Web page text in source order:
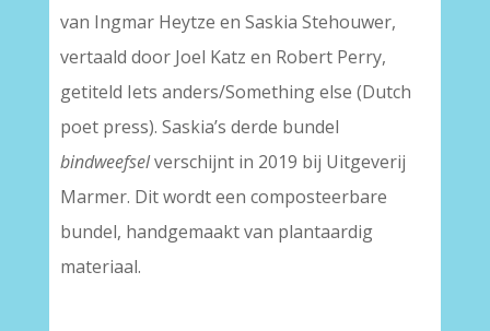
van Ingmar Heytze en Saskia Stehouwer,
vertaald door Joel Katz en Robert Perry,
getiteld Iets anders/Something else (Dutch
poet press). Saskia’s derde bundel
bindweefselverschijnt in 2019 bij Uitgeverij
Marmer. Dit wordt een composteerbare
bundel, handgemaakt van plantaardig
materiaal.